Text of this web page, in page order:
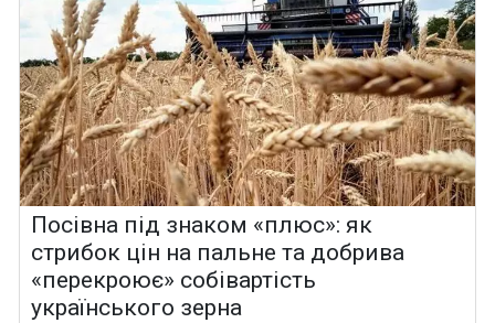
Посівна під знаком «плюс»: як
стрибок цін на пальне та добрива
«перекроює» собівартість
українського зерна